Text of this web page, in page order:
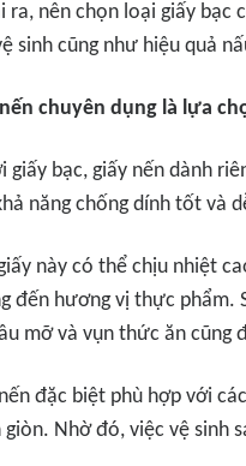
ra, nên chọn loại giấy bạc
sinh cũng như hiệu quả
chuyên dụng là lựa
giấy bạc, giấy nến dành
năng chống dính tốt và
này có thể chịu nhiệt
đến hương vị thực phẩm.
mỡ và vụn thức ăn cũng
đặc biệt phù hợp với
giòn. Nhờ đó, việc vệ sinh